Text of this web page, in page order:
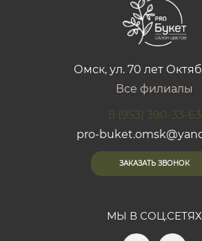
Омск, ул. 70 лет
Все филиалы
8 (953) 390-33-63
pro-
ЗАКАЗАТЬ ЗВОНОК
МЫ В СОЦ.СЕТЯХ